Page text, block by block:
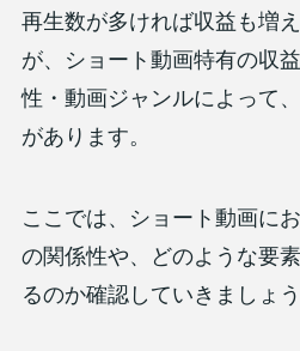
再生数が多ければ収益も増
が、ショート動画特有の収
性・動画ジャンルによって
があります。
ここでは、ショート動画に
の関係性や、どのような要
るのか確認していきましょう